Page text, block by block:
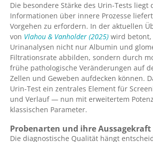
Die besondere Stärke des Urin-Tests liegt
Informationen über innere Prozesse
Vorgehen zu erfordern. In der aktuellen
von Vlahou & Vanholder (2025) wird betont,
Urinanalysen nicht nur Albumin und
Filtrationsrate abbilden, sondern durch
frühe pathologische Veränderungen auf
Zellen und Geweben aufdecken können.
Urin-Test ein zentrales Element für
und Verlauf — nun mit erweitertem
klassischen Parameter.
Probenarten und ihre Aussagekraft
Die diagnostische Qualität hängt